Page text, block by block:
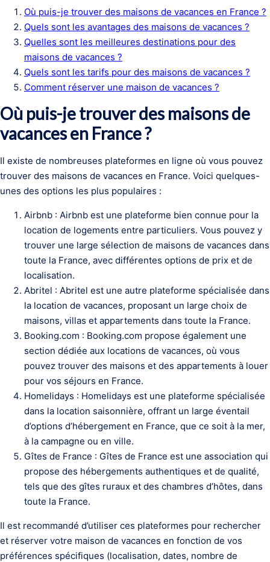
Où puis-je trouver des maisons de vacances en France ?
Quels sont les avantages des maisons de vacances ?
Quelles sont les meilleures destinations pour des
maisons de vacances ?
Quels sont les tarifs pour des maisons de vacances ?
Comment réserver une maison de vacances ?
Où puis-je trouver des maisons de
vacances en France ?
Il existe de nombreuses plateformes en ligne où vous pouvez
trouver des maisons de vacances en France. Voici quelques-
unes des options les plus populaires :
Airbnb : Airbnb est une plateforme bien connue pour la
location de logements entre particuliers. Vous pouvez y
trouver une large sélection de maisons de vacances dans
toute la France, avec différentes options de prix et de
localisation.
Abritel : Abritel est une autre plateforme spécialisée dans
la location de vacances, proposant un large choix de
maisons, villas et appartements dans toute la France.
Booking.com : Booking.com propose également une
section dédiée aux locations de vacances, où vous
pouvez trouver des maisons et des appartements à louer
pour vos séjours en France.
Homelidays : Homelidays est une plateforme spécialisée
dans la location saisonnière, offrant un large éventail
d’options d’hébergement en France, que ce soit à la mer,
à la campagne ou en ville.
Gîtes de France : Gîtes de France est une association qui
propose des hébergements authentiques et de qualité,
tels que des gîtes ruraux et des chambres d’hôtes, dans
toute la France.
Il est recommandé d’utiliser ces plateformes pour rechercher
et réserver votre maison de vacances en fonction de vos
préférences spécifiques (localisation, dates, nombre de